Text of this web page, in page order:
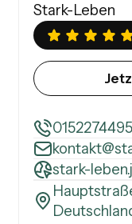
Stark-Leben
stark-